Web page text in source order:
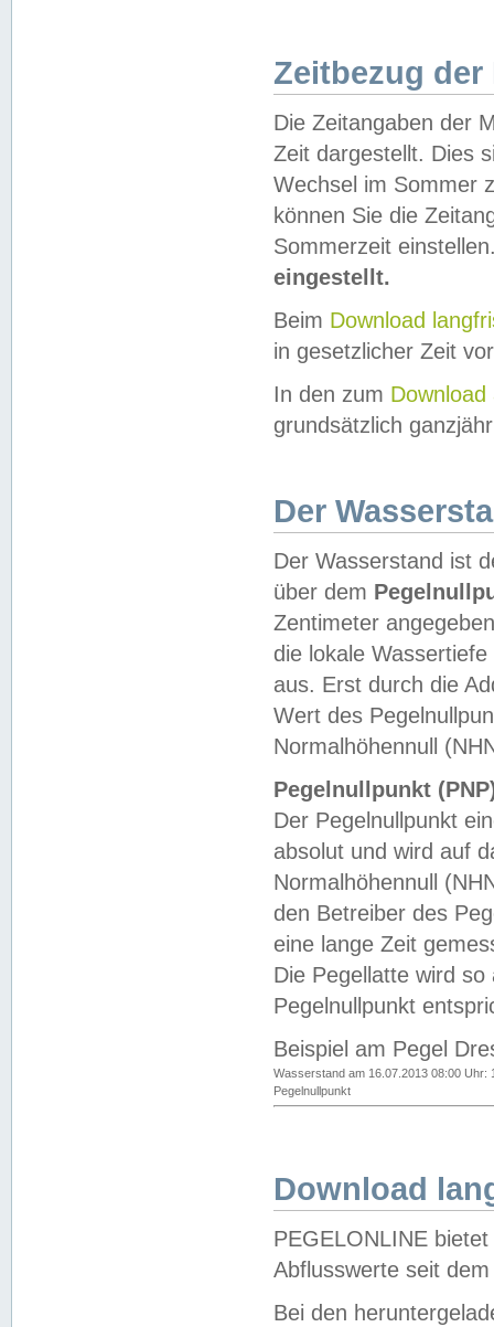
Zeitbezug der
Die Zeitangaben der
Zeit dargestellt. Dies
Wechsel im Sommer
können Sie die
Sommerzeit
eingestellt.
Beim Download
in gesetzlicher Zeit
In den zum Download
grundsätzlich
Der
Der Wasserstand ist
über dem
Zentimeter
die lokale
aus. Erst durch die
Wert des
Normalhöhennull
Pegelnullpunkt
Der Pegelnullpunkt
absolut und wird auf
Normalhöhennull
den Betreiber des
eine lange Zeit
Die Pegellatte wird
Pegelnullpunkt
Beispiel am Pegel
Wasserstand am 16.07.2013 08:00 Uhr:
Pegelnullpunkt
Download
PEGELONLINE
Abflusswerte seit
Bei den